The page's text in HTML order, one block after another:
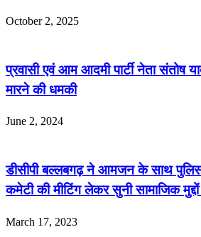
October 2, 2025
प्रवासी एवं आम आदमी पार्टी नेता संतोष
मारने की धमकी
June 2, 2024
डीसीपी बल्लबगढ़ ने आमजन के साथ
कमेटी की मीटिंग लेकर सुनी सामाजिक
March 17, 2023